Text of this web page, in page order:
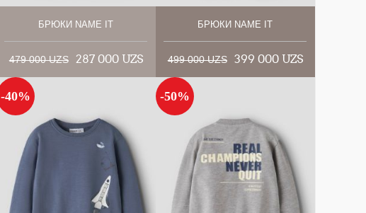
БРЮКИ NAME IT
479 000 UZS 287 000 UZS
БРЮКИ NAME IT
499 000 UZS 399 000 UZS
-40% -50%